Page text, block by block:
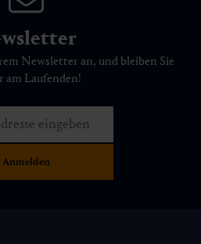
Newsletter an, und bleiben Sie
am Laufenden!